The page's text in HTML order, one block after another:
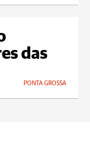
das
PONTA GROSSA